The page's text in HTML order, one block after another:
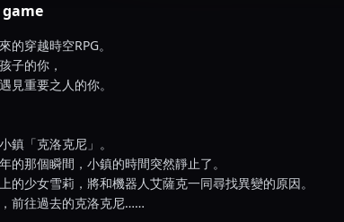
game
的穿越時空RPG。
子的你，
見重要之人的你。
鎮「克洛克尼」。
的那個瞬間，小鎮的時間突然靜止了。
的少女雪莉，將和機器人艾薩克一同尋找異變的原因。
前往過去的克洛克尼……